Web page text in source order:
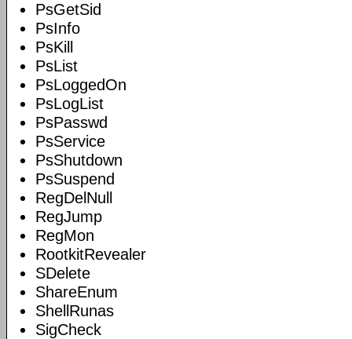
PsGetSid
PsInfo
PsKill
PsList
PsLoggedOn
PsLogList
PsPasswd
PsService
PsShutdown
PsSuspend
RegDelNull
RegJump
RegMon
RootkitRevealer
SDelete
ShareEnum
ShellRunas
SigCheck